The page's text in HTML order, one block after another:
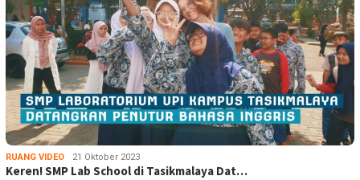
RUANG VIDEO 21 Oktober 2023
Keren! SMP Lab School di Tasikmalaya Dat…